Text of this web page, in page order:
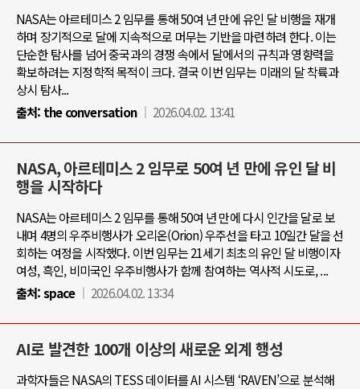
NASA는 아르테미스 2 임무를 통해 50여 년 만에 유인 달 비행을 재개
하며 장기적으로 달에 지속적으로 머무는 기반을 마련하려 한다. 이는
단순한 탐사를 넘어 중국과의 경쟁 속에서 달에서의 규칙과 영향력을
확보하려는 지정학적 목적이 크다. 결국 이번 임무는 미래의 달 착륙과
상시 탐사...
출처: the conversation 2026.04.02. 13:41
NASA, 아르테미스 2 임무로 50여 년 만에 유인 달 비
행을 시작하다
NASA는 아르테미스 2 임무를 통해 50여 년 만에 다시 인간을 달로 보
내며 4명의 우주비행사가 오리온(Orion) 우주선을 타고 10일간 달을 선
회하는 여정을 시작했다. 이번 임무는 21세기 최초의 유인 달 비행이자
여성, 흑인, 비미국인 우주비행사가 함께 참여하는 역사적 시도로, ...
출처:space 2026.04.02. 13:34
AI로 발견한 100개 이상의 새로운 외계 행성
과학자들은 NASA의 TESS 데이터를 AI 시스템 ‘RAVEN’으로 분석해